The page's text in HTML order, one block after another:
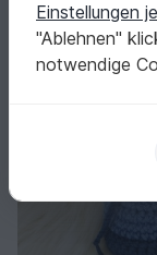
Einstellungen
"Ablehnen"
notwendige